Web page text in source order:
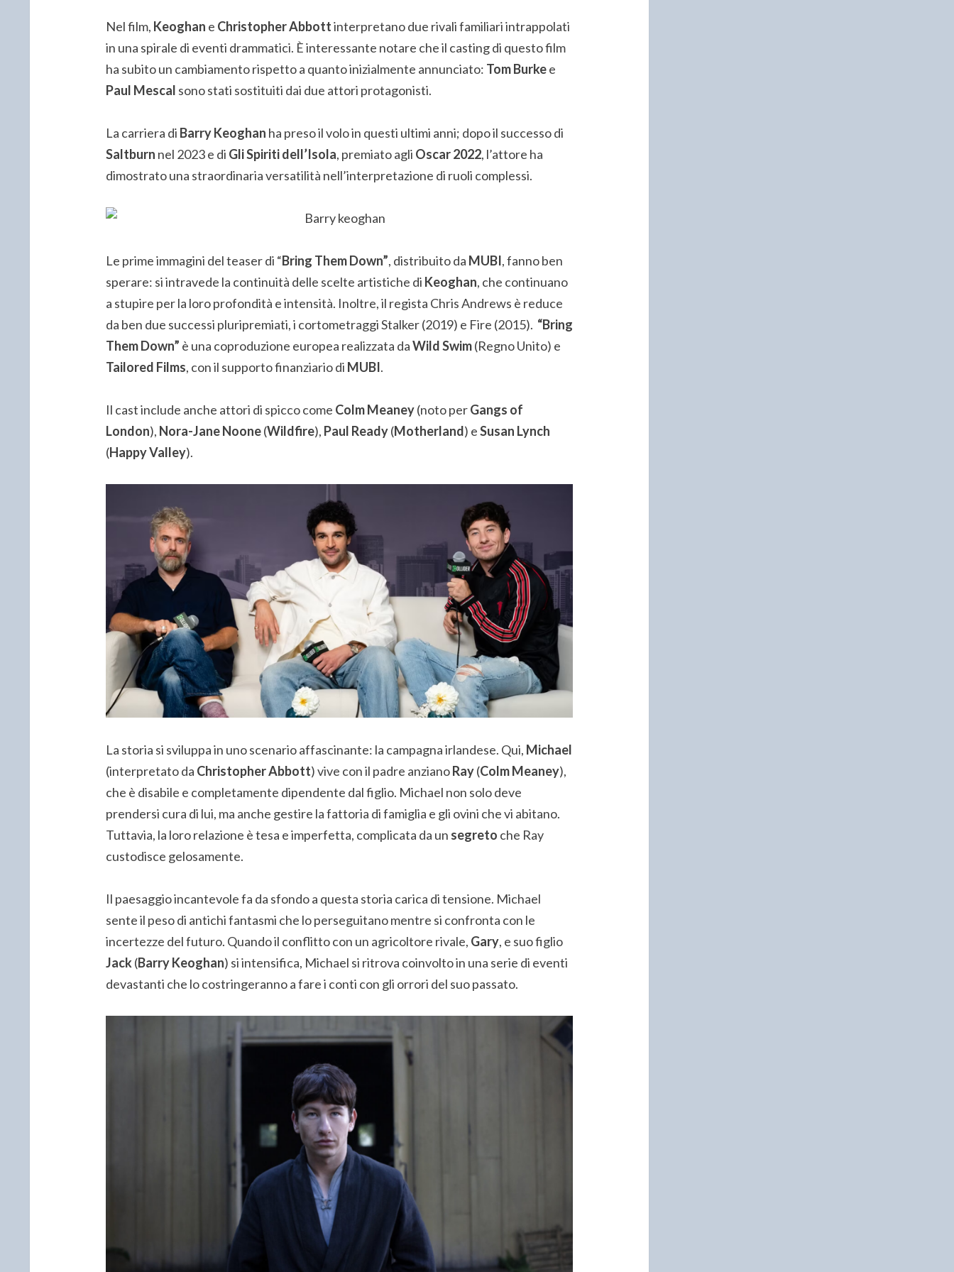
Nel film, Keoghan e Christopher Abbottinterpretano due rivali familiari intrappolati
in una spirale di eventi drammatici. È interessante notare che il casting di questo film
ha subito un cambiamento rispetto a quanto inizialmente annunciato: Tom Burkee
Paul Mescal sono stati sostituiti dai due attori protagonisti.
La carriera di Barry Keoghan ha preso il volo in questi ultimi anni; dopo il successo di
Saltburn nel 2023 e di Gli Spiriti dell’Isola, premiato agli Oscar 2022, l’attore ha
dimostrato una straordinaria versatilità nell’interpretazione di ruoli complessi.
Le prime immagini del teaser di “Bring Them Down”, distribuito da MUBI, fanno ben
sperare: si intravede la continuità delle scelte artistiche di Keoghan, che continuano
a stupire per la loro profondità e intensità. Inoltre, il regista Chris Andrews è reduce
da ben due successi pluripremiati, i cortometraggi Stalker (2019) e Fire (2015). “Bring
Them Down” è una coproduzione europea realizzata daWild Swim(Regno Unito) e
Tailored Films, con il supporto finanziario di MUBI.
Il cast include anche attori di spicco come Colm Meaney(noto perGangs of
London), Nora-Jane Noone(Wildfire), Paul Ready(Motherland) eSusan Lynch
(Happy Valley).
La storia si sviluppa in uno scenario affascinante: la campagna irlandese. Qui, Michael
(interpretato da Christopher Abbott) vive con il padre anzianoRay(Colm Meaney),
che è disabile e completamente dipendente dal figlio. Michael non solo deve
prendersi cura di lui, ma anche gestire la fattoria di famiglia e gli ovini che vi abitano.
Tuttavia, la loro relazione è tesa e imperfetta, complicata da un segreto che Ray
custodisce gelosamente.
Il paesaggio incantevole fa da sfondo a questa storia carica di tensione. Michael
sente il peso di antichi fantasmi che lo perseguitano mentre si confronta con le
incertezze del futuro. Quando il conflitto con un agricoltore rivale, Gary, e suo figlio
Jack(Barry Keoghan) si intensifica, Michael si ritrova coinvolto in una serie di eventi
devastanti che lo costringeranno a fare i conti con gli orrori del suo passato.